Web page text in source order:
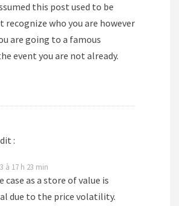
this post used to be
recognize who you are however
are going to a famous
event you are not already.
dit :
à 17 h 23 min
case as a store of value is
due to the price volatility.